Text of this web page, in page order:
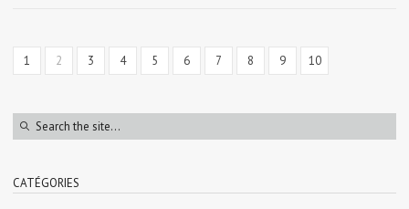
1 2 3 4 5 6 7 8 9 10
CATÉGORIES